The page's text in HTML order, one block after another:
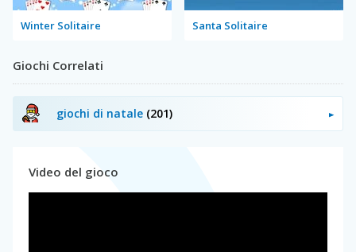
Winter Solitaire Santa Solitaire
Giochi Correlati
giochi di natale (201)
Video del gioco